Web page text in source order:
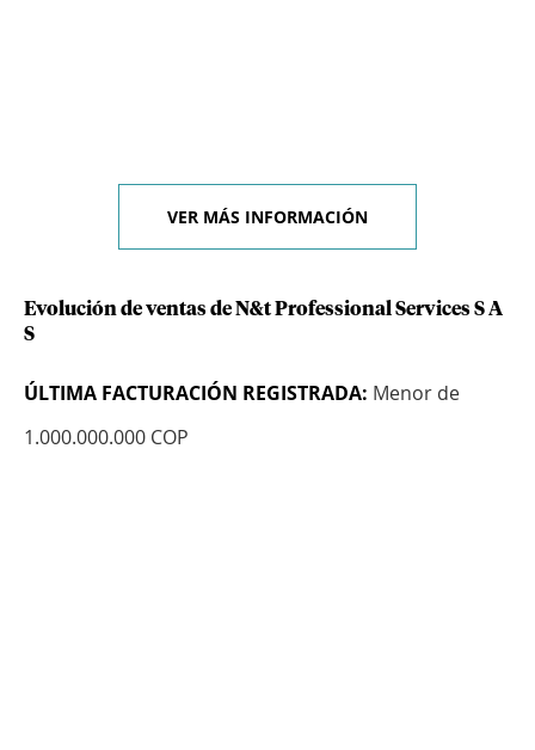
VER MÁS INFORMACIÓN
Evolución de ventas de N&t Professional Services S A
S
ÚLTIMA FACTURACIÓN REGISTRADA: Menor de
1.000.000.000 COP